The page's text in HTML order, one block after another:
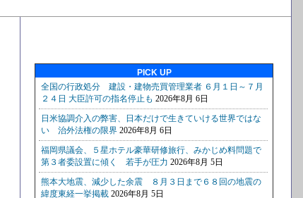
PICK UP